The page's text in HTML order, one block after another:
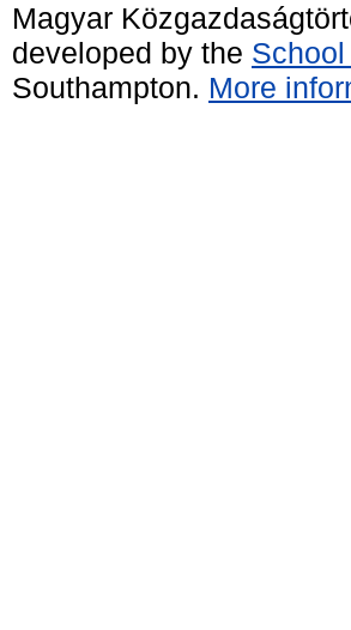
Magyar
developed by the
Southampton. More